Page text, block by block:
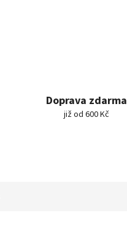
Doprava zdarma
již od 600 Kč